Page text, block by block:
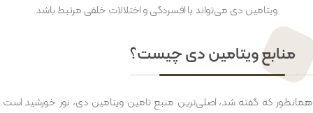
ویتامین دی می‌تواند با افسردگی و اختلالات خلقی مرتبط باشد.
منابع ویتامین دی چیست؟
همانطور که گفته شد، اصلی‌ترین منبع تامین ویتامین دی، نور خورشید است.